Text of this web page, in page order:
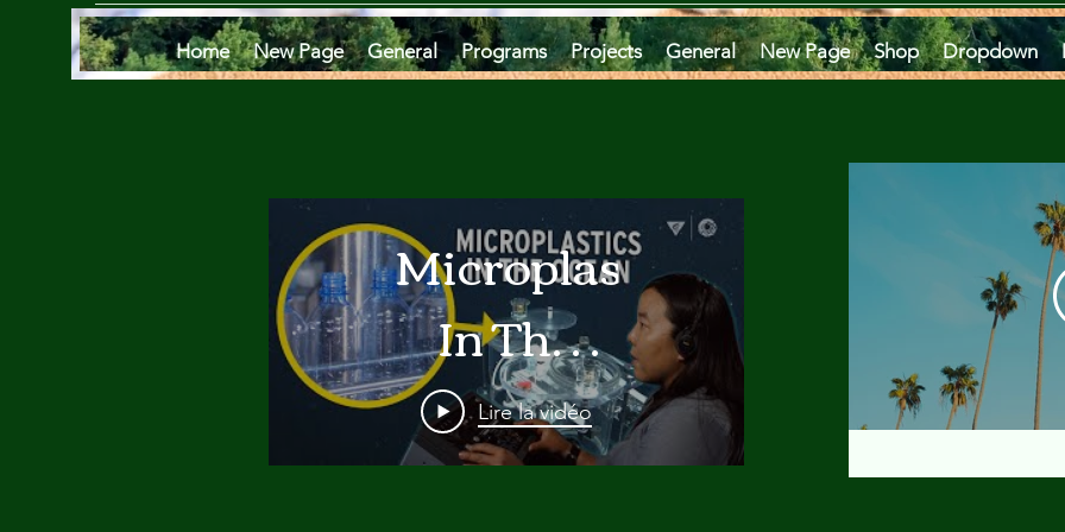
Home New Page General Programs Projects General New Page Shop Dropdown
Microplastics
In The
Ocean
Are A
Lire la vidéo